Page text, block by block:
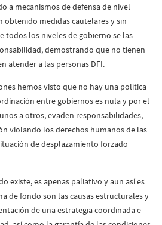
a mecanismos de defensa de nivel
obtenido medidas cautelares y sin
todos los niveles de gobierno se las
demostrando que no tienen
atender a las personas DFI.
hemos visto que no hay una política
entre gobiernos es nula y por el
a otros, evaden responsabilidades,
violando los derechos humanos de las
de desplazamiento forzado
existe, es apenas paliativo y aun así es
de fondo son las causas estructurales y
de una estrategia coordinada e